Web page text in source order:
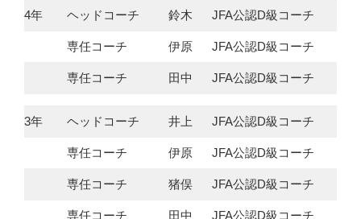
4年 ヘッドコーチ 鈴木 JFA公認D級コーチ
専任コーチ 伊原 JFA公認D級コーチ
専任コーチ 田中 JFA公認D級コーチ
3年 ヘッドコーチ 井上 JFA公認D級コーチ
専任コーチ 伊原 JFA公認D級コーチ
専任コーチ 猪俣 JFA公認D級コーチ
専任コーチ 田中 JFA公認D級コーチ